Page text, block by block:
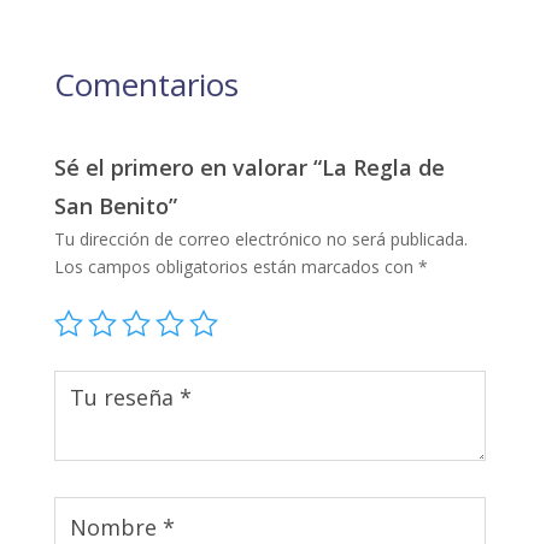
Comentarios
Sé el primero en valorar “La Regla de
San Benito”
Tu dirección de correo electrónico no será publicada.
Los campos obligatorios están marcados con *